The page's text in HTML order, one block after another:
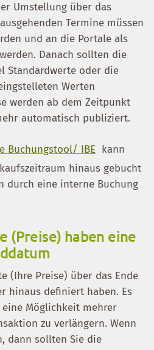
Umstellung über das
Termine müssen
und an die Portale als
Danach sollten die
Standardwerte oder die
Werten
werden ab dem Zeitpunkt
automatisch publiziert.
Buchungstool/ IBE kann
hinaus gebucht
durch eine interne Buchung
(Preise) haben eine
(Ihre Preise) über das Ende
hinaus definiert haben. Es
Möglichkeit mehrer
zu verlängern. Wenn
dann sollten Sie die